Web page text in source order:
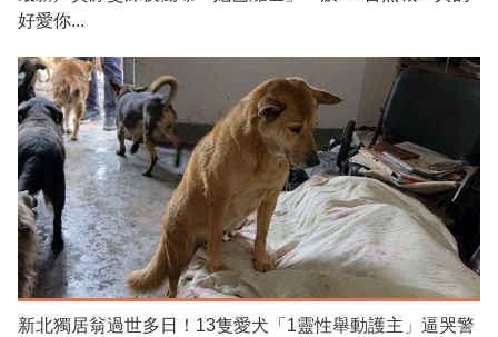
好愛你...
新北獨居翁過世多日！13隻愛犬「1靈性舉動護主」逼哭警